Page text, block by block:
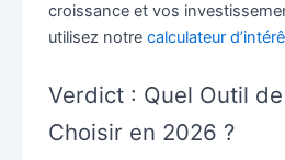
croissance et vos
utilisez notre calculateur
Verdict : Quel Outil
Choisir en 2026 ?